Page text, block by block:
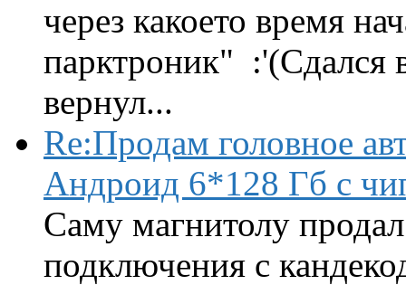
через какоето время
парктроник" :'(Сдался
вернул...
Re:Продам головное
Андроид 6*128 Гб с
Саму магнитолу
подключения с